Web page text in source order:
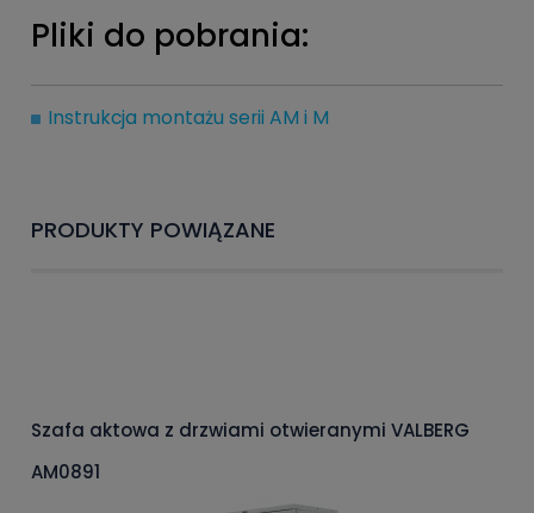
Pliki do pobrania:
Instrukcja montażu serii AM i M
PRODUKTY POWIĄZANE
Szafa aktowa z drzwiami otwieranymi VALBERG
AM0891